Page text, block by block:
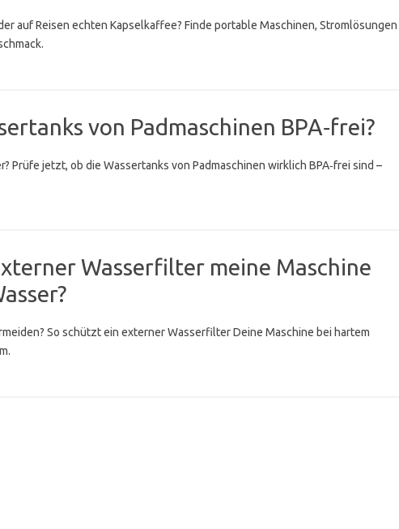
auf Reisen echten Kapselkaffee? Finde portable Maschinen, Stromlösungen
von Padmaschinen BPA‑frei?
Prüfe jetzt, ob die Wassertanks von Padmaschinen wirklich BPA‑frei sind –
Wasserfilter meine Maschine
So schützt ein externer Wasserfilter Deine Maschine bei hartem